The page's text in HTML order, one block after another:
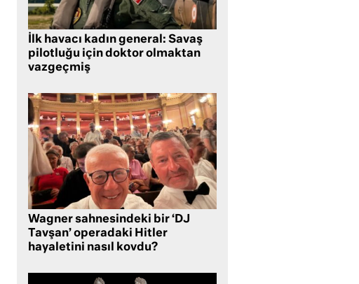
İlk havacı kadın general: Savaş
pilotluğu için doktor olmaktan
vazgeçmiş
Wagner sahnesindeki bir ‘DJ
Tavşan’ operadaki Hitler
hayaletini nasıl kovdu?